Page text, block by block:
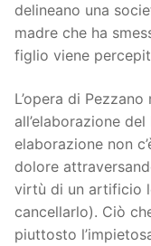
delineano una
madre che ha
figlio viene
L’opera di
all’elaborazione
elaborazione non
dolore
virtù di un artificio
cancellarlo). Ciò
piuttosto